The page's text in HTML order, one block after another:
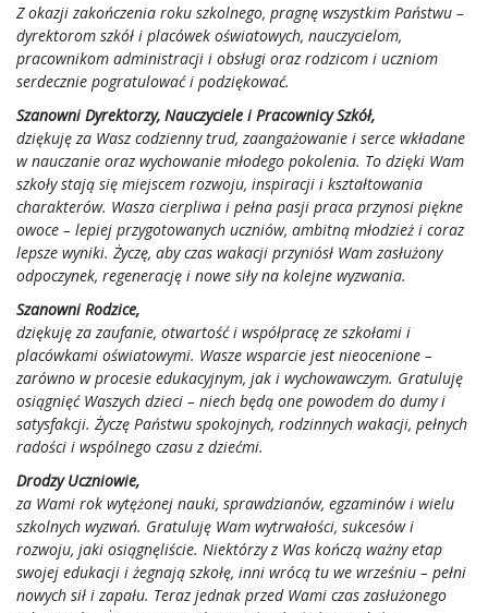
Z okazji zakończenia roku szkolnego, pragnę wszystkim Państwu –
dyrektorom szkół i placówek oświatowych, nauczycielom,
pracownikom administracji i obsługi oraz rodzicom i uczniom
serdecznie pogratulować i podziękować.
Szanowni Dyrektorzy, Nauczyciele i Pracownicy Szkół,
dziękuję za Wasz codzienny trud, zaangażowanie i serce wkładane
w nauczanie oraz wychowanie młodego pokolenia. To dzięki Wam
szkoły stają się miejscem rozwoju, inspiracji i kształtowania
charakterów. Wasza cierpliwa i pełna pasji praca przynosi piękne
owoce – lepiej przygotowanych uczniów, ambitną młodzież i coraz
lepsze wyniki. Życzę, aby czas wakacji przyniósł Wam zasłużony
odpoczynek, regenerację i nowe siły na kolejne wyzwania.
Szanowni Rodzice,
dziękuję za zaufanie, otwartość i współpracę ze szkołami i
placówkami oświatowymi. Wasze wsparcie jest nieocenione –
zarówno w procesie edukacyjnym, jak i wychowawczym. Gratuluję
osiągnięć Waszych dzieci – niech będą one powodem do dumy i
satysfakcji. Życzę Państwu spokojnych, rodzinnych wakacji, pełnych
radości i wspólnego czasu z dziećmi.
Drodzy Uczniowie,
za Wami rok wytężonej nauki, sprawdzianów, egzaminów i wielu
szkolnych wyzwań. Gratuluję Wam wytrwałości, sukcesów i
rozwoju, jaki osiągnęliście. Niektórzy z Was kończą ważny etap
swojej edukacji i żegnają szkołę, inni wrócą tu we wrześniu – pełni
nowych sił i zapału. Teraz jednak przed Wami czas zasłużonego